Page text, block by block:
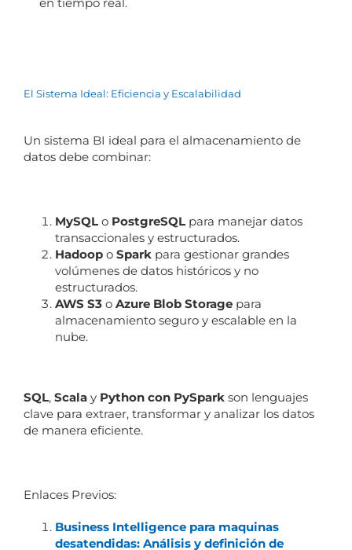
El Sistema Ideal: Eficiencia y Escalabilidad
Un sistema BI ideal para el almacenamiento de
datos debe combinar:
MySQLo PostgreSQLpara manejar datos
transaccionales y estructurados.
Hadoopo Sparkpara gestionar grandes
volúmenes de datos históricos y no
estructurados.
AWS S3o Azure Blob Storagepara
almacenamiento seguro y escalable en la
nube.
SQL, Scalay Python con PySparkson lenguajes
clave para extraer, transformar y analizar los datos
de manera eficiente.
Enlaces Previos:
Business Intelligence para maquinas
desatendidas: Análisis y definición de